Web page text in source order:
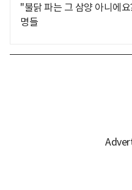
"불닭 파는 그 삼양 아니에
명들